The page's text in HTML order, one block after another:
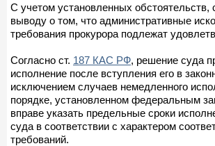
С учетом установленных обстоятельств,
выводу о том, что административные
требования прокурора подлежат
Согласно ст. 187 КАС РФ, решение суда
исполнение после вступления его в
исключением случаев немедленного
порядке, установленном федеральным
вправе указать предельные сроки
суда в соответствии с характером
требований.